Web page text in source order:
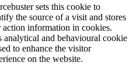
sets this cookie to
the source of a visit and stores
action information in cookies.
analytical and behavioural cookie
to enhance the visitor
on the website.